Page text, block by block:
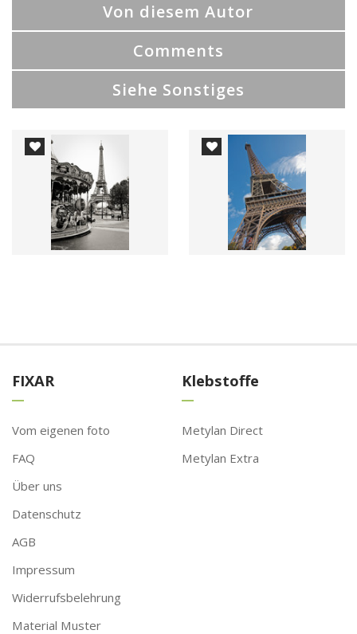
Von diesem Autor
Comments
Siehe Sonstiges
FIXAR
Vom eigenen foto
FAQ
Über uns
Datenschutz
AGB
Impressum
Widerrufsbelehrung
Material Muster
Klebstoffe
Metylan Direct
Metylan Extra